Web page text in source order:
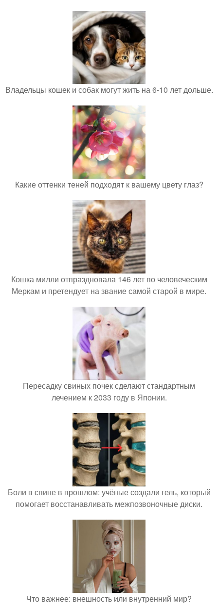
Владельцы кошек и собак могут жить на 6-10 лет дольше.
Какие оттенки теней подходят к вашему цвету глаз?
Кошка милли отпраздновала 146 лет по человеческим
Меркам и претендует на звание самой старой в мире.
Пересадку свиных почек сделают стандартным
лечением к 2033 году в Японии.
Боли в спине в прошлом: учёные создали гель, который
помогает восстанавливать межпозвоночные диски.
Что важнее: внешность или внутренний мир?